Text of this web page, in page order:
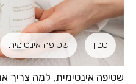
סבון שטיפה אינטימית
שטיפה אינטימית, למה צריך